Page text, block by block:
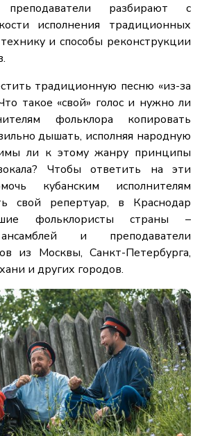
разбирают с
исполнения традиционных
и способы реконструкции
традиционную песню «из-за
такое «свой» голос и нужно ли
фольклора копировать
дышать, исполняя народную
ли к этому жанру принципы
Чтобы ответить на эти
кубанским исполнителям
свой репертуар, в Краснодар
фольклористы страны –
и преподаватели
из Москвы, Санкт-Петербурга,
и других городов.